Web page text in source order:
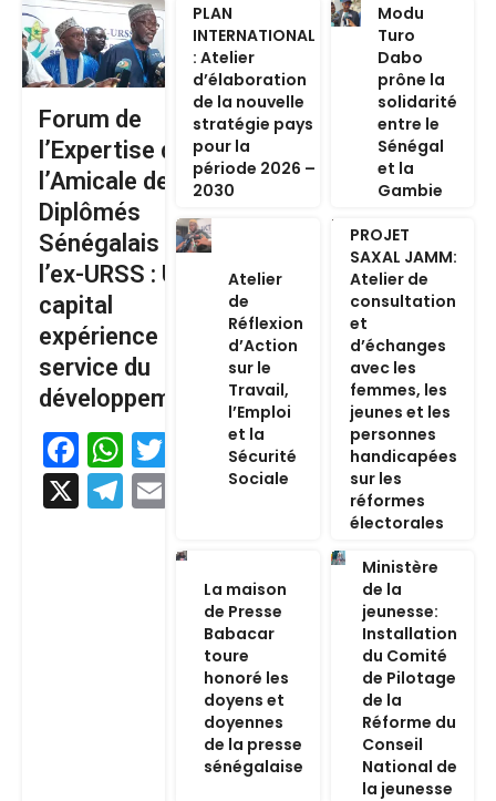
Forum de
l’Expertise de
l’Amicale des
Diplômés
Sénégalais de
l’ex-URSS : Un
capital
expérience au
service du
développement
Facebook
WhatsApp
Twitter
X
Telegram
Email
PLAN
INTERNATIONAL
: Atelier
d’élaboration
de la nouvelle
stratégie pays
pour la
période 2026 –
2030
Modu
Turo
Dabo
prône la
solidarité
entre le
Sénégal
et la
Gambie
Atelier
de
Réflexion
d’Action
sur le
Travail,
l’Emploi
et la
Sécurité
Sociale
PROJET
SAXAL JAMM:
Atelier de
consultation
et
d’échanges
avec les
femmes, les
jeunes et les
personnes
handicapées
sur les
réformes
électorales
La maison
de Presse
Babacar
toure
honoré les
doyens et
doyennes
de la presse
sénégalaise
Ministère
de la
jeunesse:
Installation
du Comité
de Pilotage
de la
Réforme du
Conseil
National de
la jeunesse